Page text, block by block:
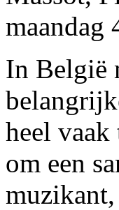
maandag
In België
heel vaak
om een